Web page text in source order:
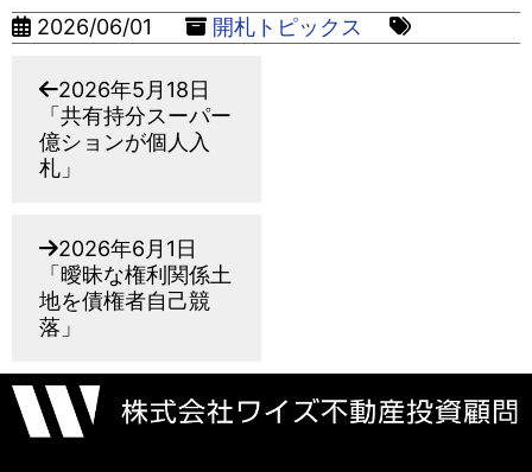
2026/06/01 開札トピックス
2026年5月18日
「共有持分スーパー
億ションが個人入
札」
2026年6月1日
「曖昧な権利関係土
地を債権者自己競
落」